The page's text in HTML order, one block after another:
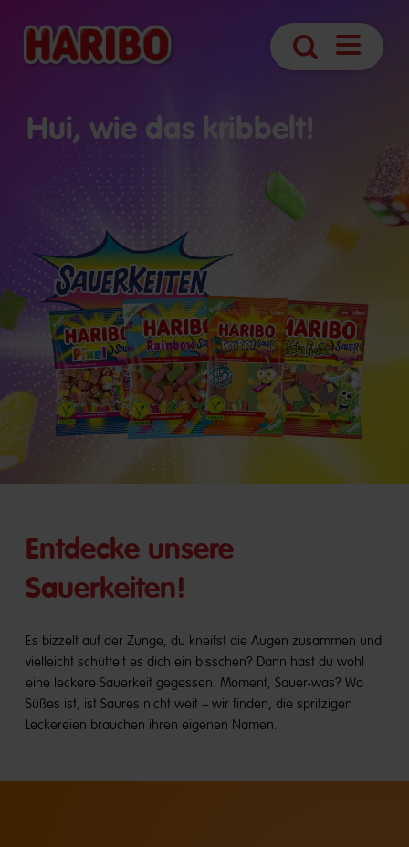
Suche
Hui, wie das kribbelt!
Entdecke unsere
Sauerkeiten!
Es bizzelt auf der Zunge, du kneifst die Augen zusammen und
vielleicht schüttelt es dich ein bisschen? Dann hast du wohl
eine leckere Sauerkeit gegessen. Moment, Sauer-was? Wo
Süßes ist, ist Saures nicht weit – wir finden, die spritzigen
Leckereien brauchen ihren eigenen Namen.